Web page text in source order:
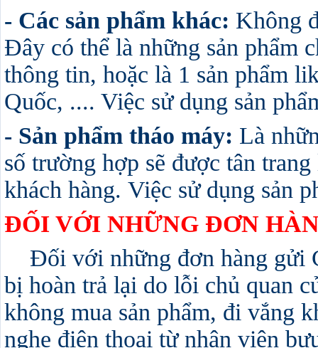
- Các sản phẩm khác: Không
Đây có thể là những sản phẩm
thông tin, hoặc là 1 sản phẩm
Quốc, .... Việc sử dụng sản
- Sản phẩm tháo máy: Là
số trường hợp sẽ được tân
khách hàng. Việc sử dụng sản
ĐỐI VỚI NHỮNG ĐƠN
Đối với những đơn hàng gửi
bị hoàn trả lại do lỗi chủ quan
không mua sản phẩm, đi vắng
nghe điện thoại từ nhân viên